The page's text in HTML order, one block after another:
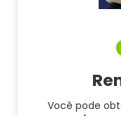
Você pode